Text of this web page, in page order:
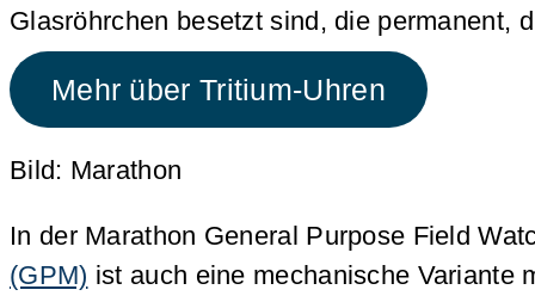
Glasröhrchen besetzt sind, die permanent,
Mehr über Tritium-Uhren
Bild: Marathon
In der Marathon General Purpose Field
(GPM) ist auch eine mechanische Variante